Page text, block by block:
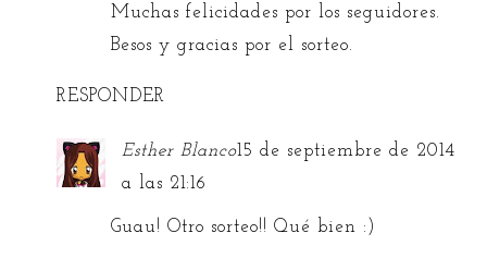
Muchas felicidades por los seguidores.
Besos y gracias por el sorteo.
RESPONDER
Esther Blanco15 de septiembre de 2014
a las 21:16
Guau! Otro sorteo!! Qué bien :)